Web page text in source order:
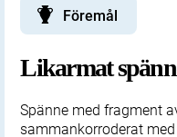
Föremål
Likarmat
Spänne med fragment
sammankorroderat